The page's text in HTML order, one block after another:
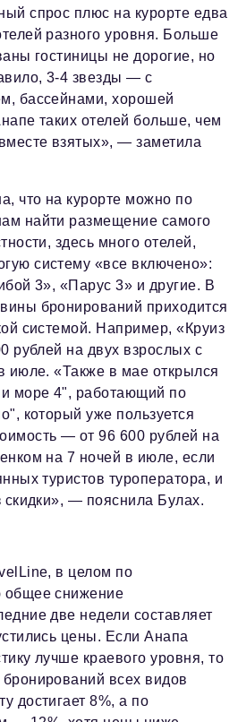
спрос плюс на курорте едва
разного уровня. Больше
гостиницы не дорогие, но
3-4 звезды — с
бассейнами, хорошей
таких отелей больше, чем
взятых», — заметила
что на курорте можно по
найти размещение самого
здесь много отелей,
систему «все включено»:
3», «Парус 3» и другие. В
бронирований приходится
системой. Например, «Круиз
рублей на двух взрослых с
июле. «Также в мае открылся
море 4", работающий по
который уже пользуется
— от 96 600 рублей на
на 7 ночей в июле, если
туристов туроператора, и
скидки», — пояснила Булах.
в целом по
общее снижение
две недели составляет
цены. Если Анапа
лучше краевого уровня, то
всех видов
достигает 8%, а по